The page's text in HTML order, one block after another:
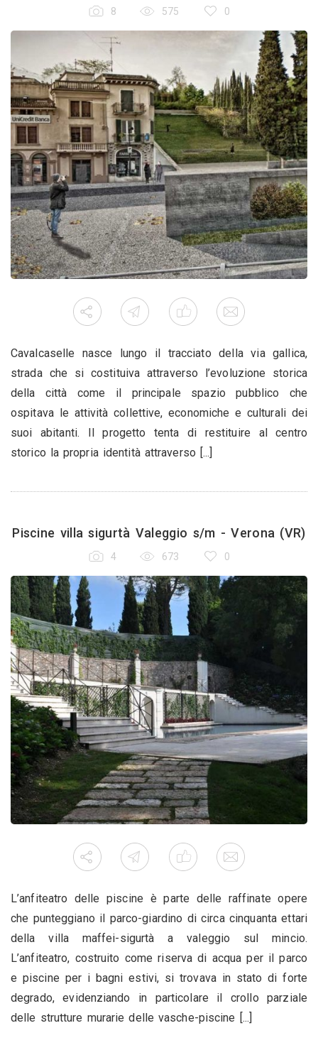
8 575 0
Cavalcaselle nasce lungo il tracciato della via gallica,
strada che si costituiva attraverso l’evoluzione storica
della città come il principale spazio pubblico che
ospitava le attività collettive, economiche e culturali dei
suoi abitanti. Il progetto tenta di restituire al centro
storico la propria identità attraverso [...]
Piscine villa sigurtà Valeggio s/m - Verona (VR)
4 673 0
L’anfiteatro delle piscine è parte delle raffinate opere
che punteggiano il parco-giardino di circa cinquanta ettari
della villa maffei-sigurtà a valeggio sul mincio.
L’anfiteatro, costruito come riserva di acqua per il parco
e piscine per i bagni estivi, si trovava in stato di forte
degrado, evidenziando in particolare il crollo parziale
delle strutture murarie delle vasche-piscine [...]